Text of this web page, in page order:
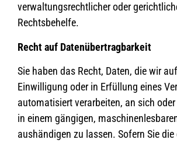
verwaltungsrechtlicher oder
Rechtsbehelfe.
Recht auf Daten­übertrag­barkeit
Sie haben das Recht, Daten, die wir
Einwilligung oder in Erfüllung eines
automatisiert verarbeiten, an sich
in einem gängigen,
aushändigen zu lassen. Sofern Sie die